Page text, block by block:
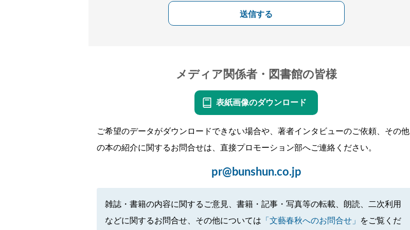
送信する
メディア関係者・図書館の皆様
表紙画像のダウンロード
ご希望のデータがダウンロードできない場合や、著者インタビューのご依頼、その他
の本の紹介に関するお問合せは、直接プロモーション部へご連絡ください。
pr@bunshun.co.jp
雑誌・書籍の内容に関するご意見、書籍・記事・写真等の転載、朗読、二次利用
などに関するお問合せ、その他については 「文藝春秋へのお問合せ」 をご覧くだ